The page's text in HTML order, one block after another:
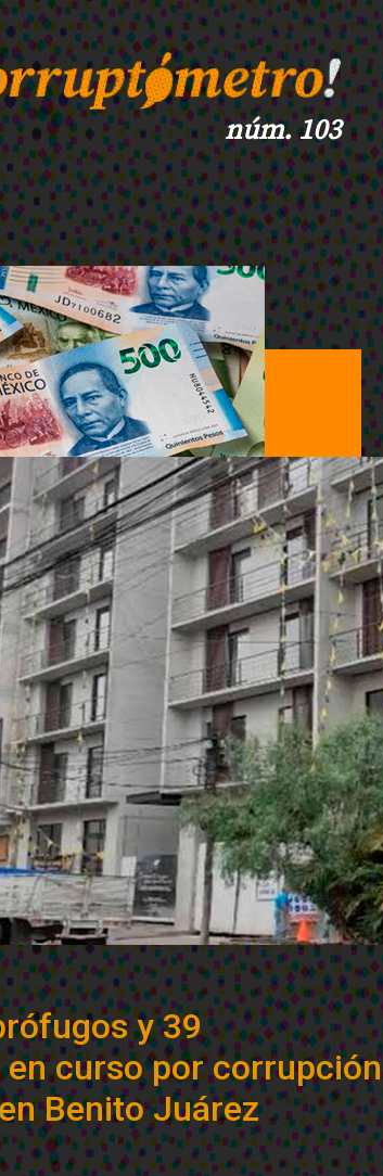
núm. 103
y 39
curso por corrupción
Benito Juárez